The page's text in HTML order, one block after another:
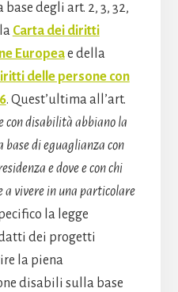
degli art. 2, 3, 32,
Carta dei diritti
Europeae della
delle persone con
. Quest’ultima all’art.
con disabilità abbiano la
base di eguaglianza con
e dove e con chi
a vivere in una particolare
la legge
dei progetti
la piena
disabili sulla base